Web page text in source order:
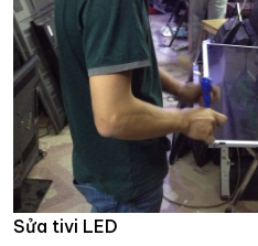
Sửa tivi LED